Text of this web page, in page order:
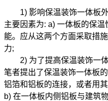
1) 影响保温装饰一体板
主要因素为: a) 一体板的保
能。应从这两个方面采取措
力;
2) 为了提高保温装饰一
笔者提出了保温装饰一体板
铝箔和铝板的连接，或者用
b) 在一体板内侧铝板与建筑